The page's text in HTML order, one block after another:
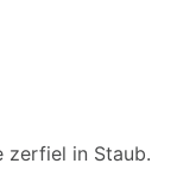
in Staub.